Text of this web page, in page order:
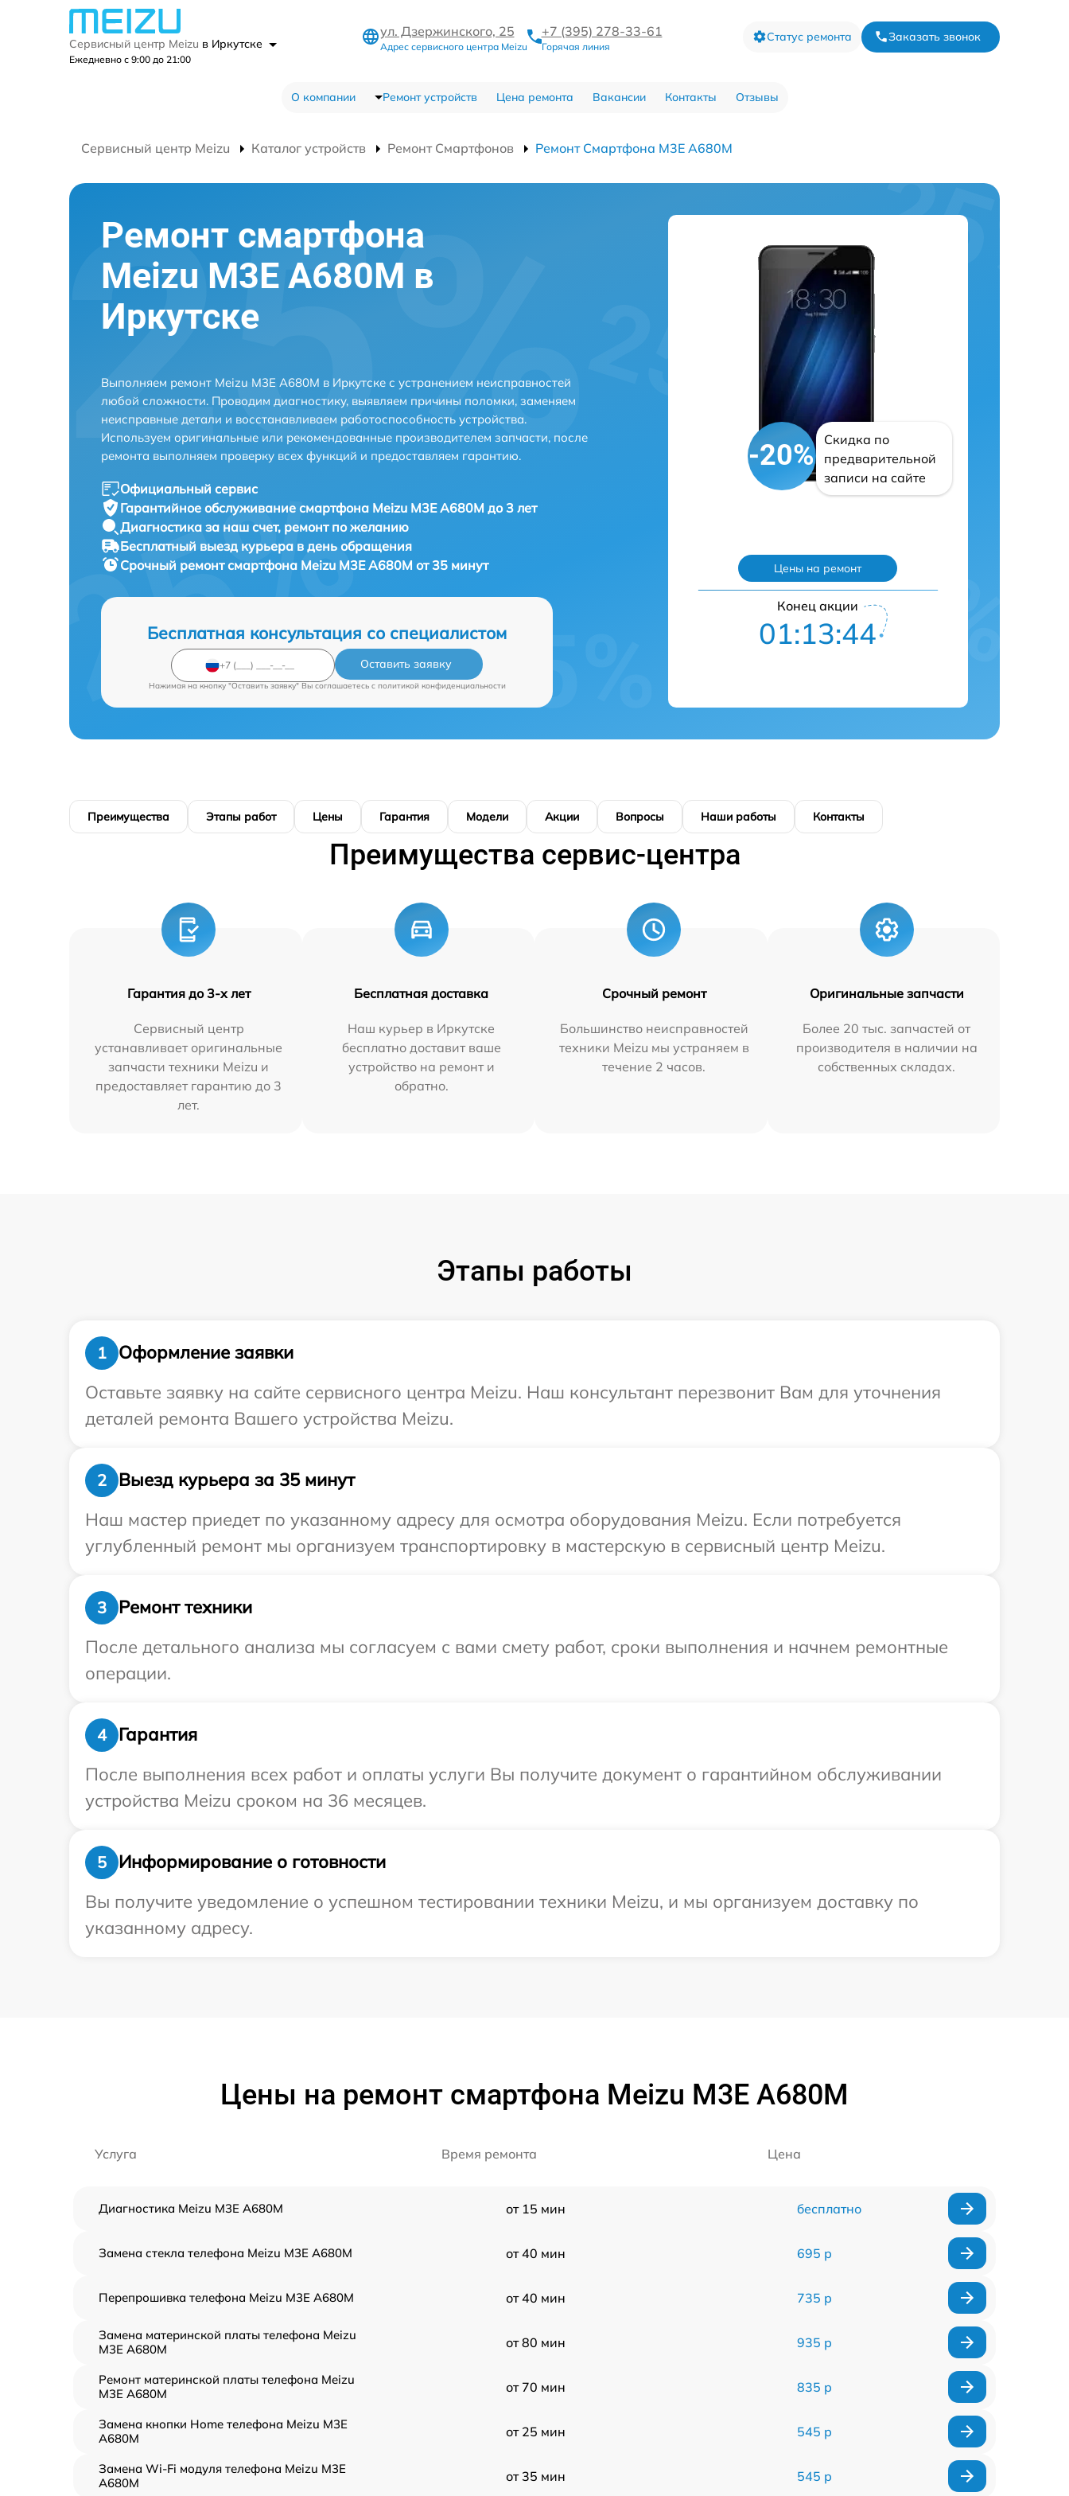
Сервисный центр Meizu в Иркутске
Ежедневно с 9:00 до 21:00
ул. Дзержинского, 25
Адрес сервисного центра Meizu
+7 (395) 278-33-61
Горячая линия
Статус ремонта Заказать звонок
О компании Ремонт устройств Цена ремонта Вакансии Контакты Отзывы
Сервисный центр Meizu Каталог устройств Ремонт Смартфонов Ремонт Смартфона M3E A680M
Ремонт смартфона
Meizu M3E A680M в
Иркутске
Выполняем ремонт Meizu M3E A680M в Иркутске с устранением неисправностей
любой сложности. Проводим диагностику, выявляем причины поломки, заменяем
неисправные детали и восстанавливаем работоспособность устройства.
Используем оригинальные или рекомендованные производителем запчасти, после
ремонта выполняем проверку всех функций и предоставляем гарантию.
Официальный сервис
Гарантийное обслуживание смартфона Meizu M3E A680M до 3 лет
Диагностика за наш счет, ремонт по желанию
Бесплатный выезд курьера в день обращения
Срочный ремонтсмартфона Meizu M3E A680M от 35 минут
Бесплатная консультация со специалистом
Оставить заявку
Нажимая на кнопку "Оставить заявку" Вы соглашаетесь c политикой конфиденциальности
-20%
Скидка по
предварительной
записи на сайте
Цены на ремонт
Конец акции
01:13:43
Преимущества Этапы работ Цены Гарантия Модели Акции Вопросы Наши работы Контакты
Преимущества сервис-центра
Гарантия до 3-х лет
Сервисный центр
устанавливает оригинальные
запчасти техники Meizu и
предоставляет гарантию до 3
лет.
Бесплатная доставка
Наш курьер в Иркутске
бесплатно доставит ваше
устройство на ремонт и
обратно.
Срочный ремонт
Большинство неисправностей
техники Meizu мы устраняем в
течение 2 часов.
Оригинальные запчасти
Более 20 тыс. запчастей от
производителя в наличии на
собственных складах.
Этапы работы
1
Оформление заявки
Оставьте заявку на сайте сервисного центра Meizu. Наш консультант перезвонит Вам для уточнения
деталей ремонта Вашего устройства Meizu.
2
Выезд курьера за 35 минут
Наш мастер приедет по указанному адресу для осмотра оборудования Meizu. Если потребуется
углубленный ремонт мы организуем транспортировку в мастерскую в сервисный центр Meizu.
3
Ремонт техники
После детального анализа мы согласуем с вами смету работ, сроки выполнения и начнем ремонтные
операции.
4
Гарантия
После выполнения всех работ и оплаты услуги Вы получите документ о гарантийном обслуживании
устройства Meizu сроком на 36 месяцев.
5
Информирование о готовности
Вы получите уведомление о успешном тестировании техники Meizu, и мы организуем доставку по
указанному адресу.
Цены на ремонт смартфона Meizu M3E A680M
Услуга Время ремонта Цена
Диагностика Meizu M3E A680M от 15 мин бесплатно
Замена стекла телефона Meizu M3E A680M от 40 мин 695 р
Перепрошивка телефона Meizu M3E A680M от 40 мин 735 р
Замена материнской платы телефона Meizu
M3E A680M
от 80 мин 935 р
Ремонт материнской платы телефона Meizu
M3E A680M
от 70 мин 835 р
Замена кнопки Home телефона Meizu M3E
A680M
от 25 мин 545 р
Замена Wi-Fi модуля телефона Meizu M3E
A680M
от 35 мин 545 р